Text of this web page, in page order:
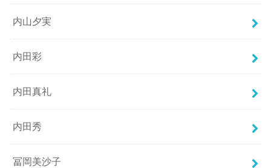
内山夕実
内田彩
内田真礼
内田秀
冨岡美沙子